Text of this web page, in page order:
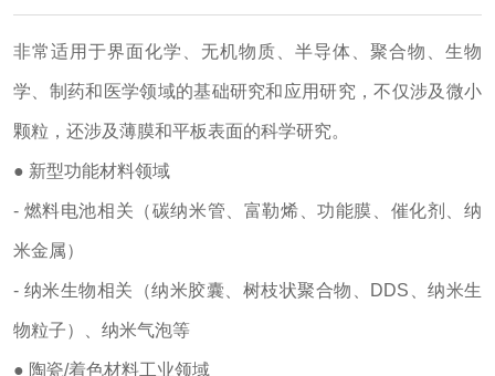
非常适用于界面化学、无机物质、半导体、聚合物、生物
学、制药和医学领域的基础研究和应用研究，不仅涉及微小
颗粒，还涉及薄膜和平板表面的科学研究。
● 新型功能材料领域
- 燃料电池相关（碳纳米管、富勒烯、功能膜、催化剂、纳
米金属）
- 纳米生物相关（纳米胶囊、树枝状聚合物、DDS、纳米生
物粒子）、纳米气泡等
● 陶瓷/着色材料工业领域